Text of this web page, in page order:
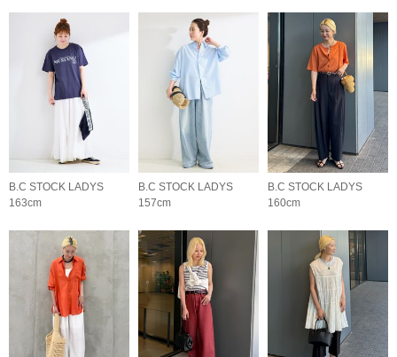
B.C STOCK LADYS
163cm
B.C STOCK LADYS
157cm
B.C STOCK LADYS
160cm